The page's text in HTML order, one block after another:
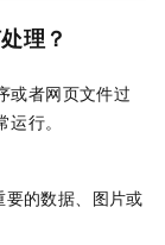
理？
或者网页文件过
行。
的数据、图片或